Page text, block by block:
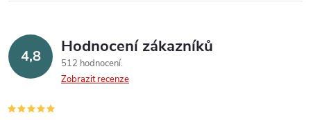
4,8 Hodnocení zákazníků
512 hodnocení
Zobrazit recenze